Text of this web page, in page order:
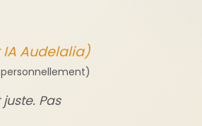
IA Audelalia)
Pas